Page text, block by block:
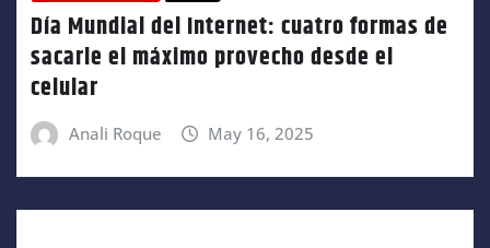
Día Mundial del Internet: cuatro formas de
sacarle el máximo provecho desde el
celular
Anali Roque May 16, 2025